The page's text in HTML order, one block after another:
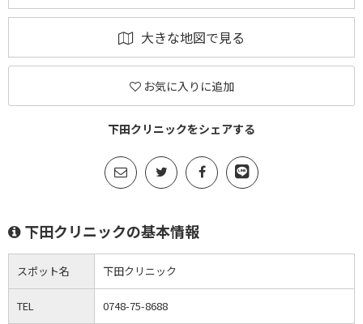
大きな地図で見る
お気に入りに追加
下田クリニックをシェアする
下田クリニックの基本情報
スポット名 下田クリニック
TEL 0748-75-8688